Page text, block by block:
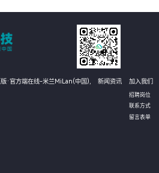
·官方端在线-米兰MiLan(中国), 新闻资讯 加入我们
招聘岗位
联系方式
留言表单